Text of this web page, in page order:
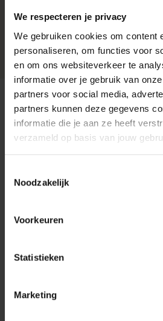
We respecteren je privacy
We gebruiken cookies om content
personaliseren, om functies voor
en om ons websiteverkeer te
informatie over je gebruik van
partners voor social media,
partners kunnen deze gegevens
informatie die je aan ze heeft
verzameld op basis van jouw
Noodzakelijk
Voorkeuren
Statistieken
Marketing
STOFSTAAL MATINO |
VANAF € 0,99
ONZE